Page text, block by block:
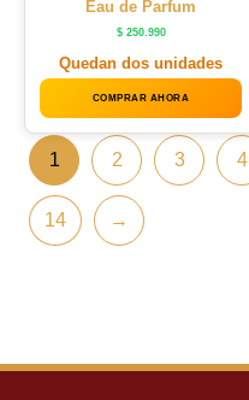
Eau de Parfum
$250.990
Quedan dos unidades
COMPRAR AHORA
1 2 3 4
14 →